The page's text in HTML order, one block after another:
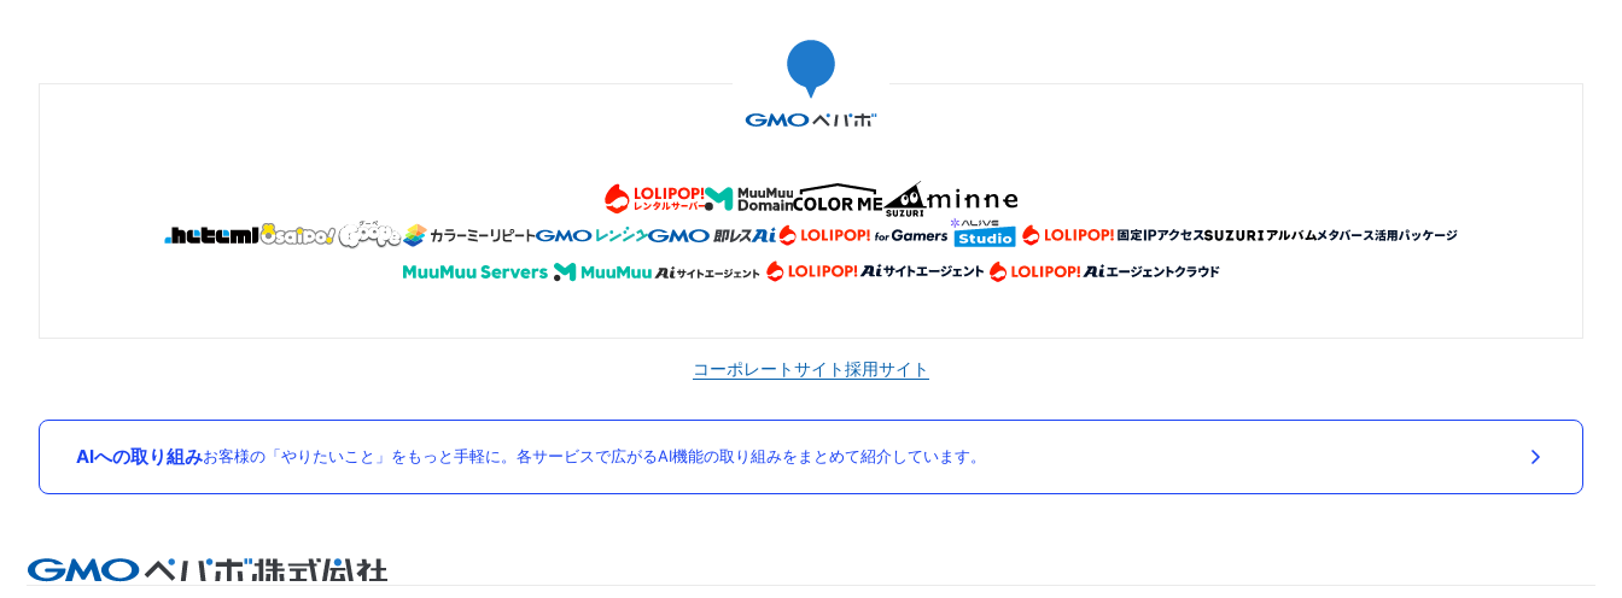
コーポレートサイト採用サイト
AIへの取り組みお客様の「やりたいこと」をもっと手軽に。各サービスで広がるAI機能の取り組みをまとめて紹介しています。